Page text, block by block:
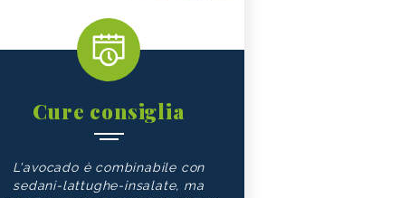
Cure consiglia
L'avocado è combinabile con
sedani-lattughe-insalate, ma